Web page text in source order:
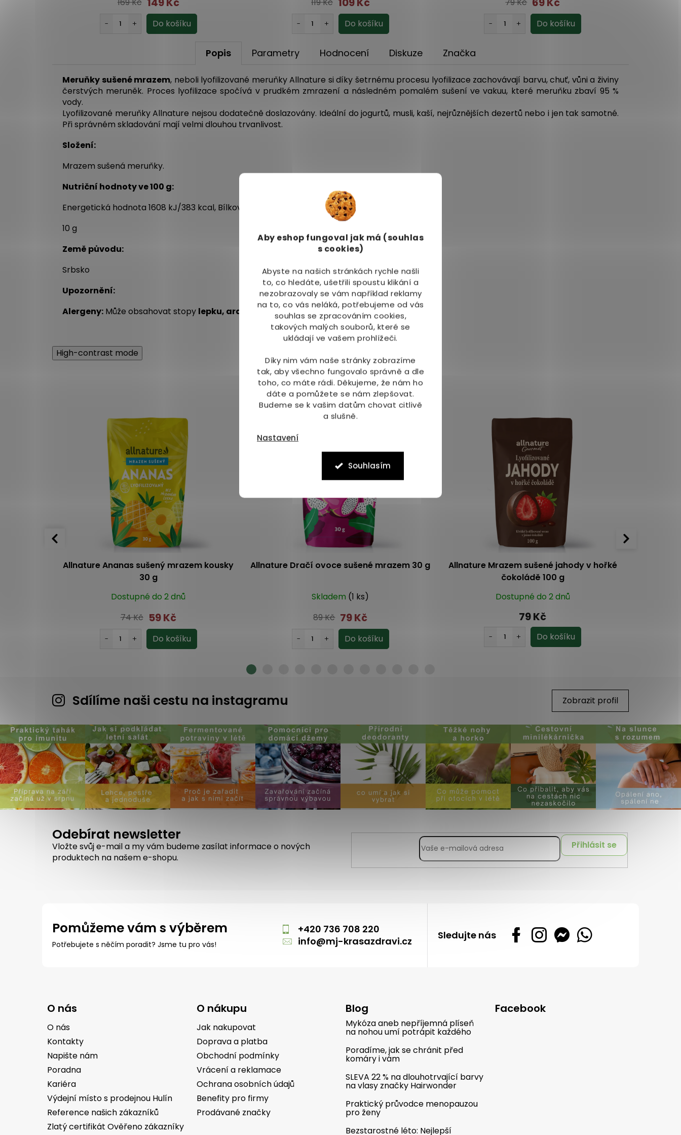
Aby eshop fungoval jak má (souhlas
s cookies)
Abyste na našich stránkách rychle našli
to, co hledáte, ušetřili spoustu klikání a
nezobrazovaly se vám například reklamy
na to, co vás neláká, potřebujeme od vás
souhlas se zpracováním cookies,
takových malých souborů, které se
ukládají ve vašem prohlížeči.
Díky nim vám naše stránky zobrazíme
tak, aby všechno fungovalo správně a dle
toho, co máte rádi. Děkujeme, že nám ho
dáte a pomůžete se nám zlepšovat.
Budeme se k vašim datům chovat citlivě
a slušně.
Nastavení
Souhlasím
169 Kč
119 Kč
79 Kč
Popis Parametry Hodnocení Diskuze Značka
Meruňky sušené mrazem, neboli lyofilizované meruňky Allnature si díky šetrnému procesu lyofilizace zachovávají barvu, chuť, vůni a živiny
čerstvých meruněk. Proces lyofilizace spočívá v prudkém zmrazení a následném pomalém sušení ve vakuu, které meruňku zbaví 95 %
vody.
Lyofilizované meruňky Allnature nejsou dodatečně doslazovány. Ideální do jogurtů, musli, kaší, nejrůznějších dezertů nebo i jen tak samotné.
Při správném skladování mají velmi dlouhou trvanlivost.
Složení:
Mrazem sušená meruňky.
Nutriční hodnoty ve 100 g:
Energetická hodnota 1608 kJ/383 kcal, Bílkoviny 5,9 g, Sacharidy 87,3 g, Tuky 0,64 g
10 g
Země původu:
Srbsko
Upozornění:
Alergeny: Může obsahovat stopy lepku, arašídů, sezamuaskořápkových plodů.
High-contrast mode
Mohlo by Vás zajímat
Allnature Ananas sušený mrazem kousky
30 g
Dostupné do 2 dnů
74 Kč 59 Kč
Allnature Dračí ovoce sušené mrazem 30 g
Skladem (1 ks)
89 Kč 79 Kč
Allnature Mrazem sušené jahody v hořké
čokoládě 100 g
Dostupné do 2 dnů
79 Kč
Sdílíme naši cestu na instagramu Zobrazit profil
Odebírat newsletter
Vložte svůj e-mail a my vám budeme zasílat informace o nových
produktech na našem e-shopu.
Přihlásit se
Pomůžeme vám s výběrem
Potřebujete s něčím poradit? Jsme tu pro vás!
+420 736 708 220
info@mj-krasazdravi.cz Sledujte nás
O nás
O nás
Kontakty
Napište nám
Poradna
Kariéra
Výdejní místo s prodejnou Hulín
Reference našich zákazníků
Zlatý certifikát Ověřeno zákazníky
O nákupu
Jak nakupovat
Doprava a platba
Obchodní podmínky
Vrácení a reklamace
Ochrana osobních údajů
Benefity pro firmy
Prodávané značky
Blog
Mykóza aneb nepříjemná plíseň
na nohou umí potrápit každého
Poradíme, jak se chránit před
komáry i vám
SLEVA 22 % na dlouhotrvající barvy
na vlasy značky Hairwonder
Praktický průvodce menopauzou
pro ženy
Bezstarostné léto: Nejlepší
Facebook